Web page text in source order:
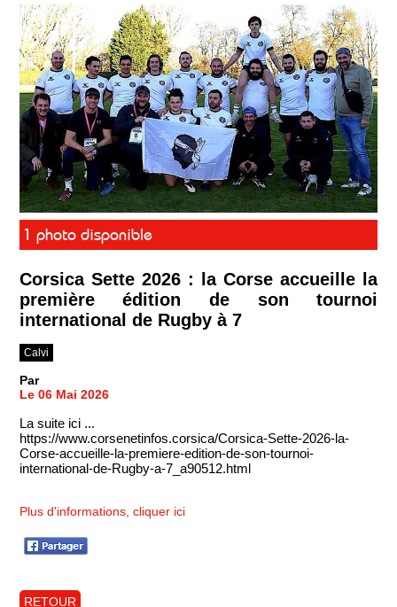
1 photo disponible
Corsica Sette 2026 : la Corse accueille la
première édition de son tournoi
international de Rugby à 7
Calvi
Par
Le 06 Mai 2026
La suite ici ...
https://www.corsenetinfos.corsica/Corsica-Sette-2026-la-
Corse-accueille-la-premiere-edition-de-son-tournoi-
international-de-Rugby-a-7_a90512.html
Plus d'informations, cliquer ici
RETOUR